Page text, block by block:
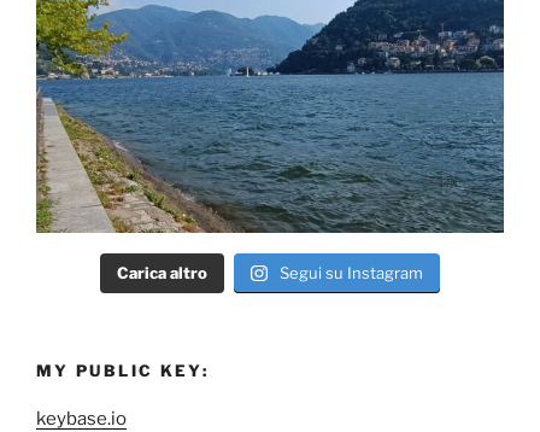
Carica altro Segui su Instagram
MY PUBLIC KEY:
keybase.io